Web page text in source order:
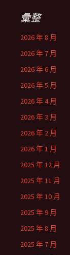
彙整
2026 年 8 月
2026 年 7 月
2026 年 6 月
2026 年 5 月
2026 年 4 月
2026 年 3 月
2026 年 2 月
2026 年 1 月
2025 年 12 月
2025 年 11 月
2025 年 10 月
2025 年 9 月
2025 年 8 月
2025 年 7 月